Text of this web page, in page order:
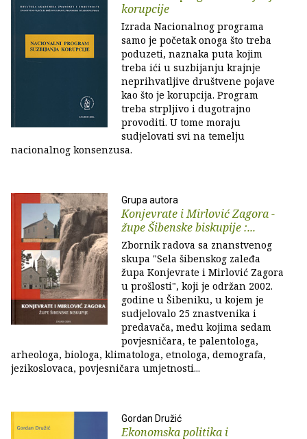
korupcije
Izrada Nacionalnog programa
samo je početak onoga što treba
poduzeti, naznaka puta kojim
treba ići u suzbijanju krajnje
neprihvatljive društvene pojave
kao što je korupcija. Program
treba strpljivo i dugotrajno
provoditi. U tome moraju
sudjelovati svi na temelju
nacionalnog konsenzusa.
Grupa autora
Konjevrate i Mirlović Zagora -
župe Šibenske biskupije :...
Zbornik radova sa znanstvenog
skupa "Sela šibenskog zaleđa
župa Konjevrate i Mirlović Zagora
u prošlosti", koji je održan 2002.
godine u Šibeniku, u kojem je
sudjelovalo 25 znastvenika i
predavača, među kojima sedam
povjesničara, te palentologa,
arheologa, biologa, klimatologa, etnologa, demografa,
jezikoslovaca, povjesničara umjetnosti...
Gordan Družić
Ekonomska politika i